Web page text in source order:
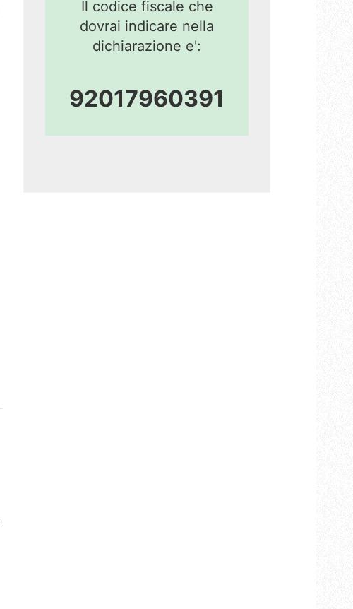
Il codice fiscale che
dovrai indicare nella
dichiarazione e':
92017960391